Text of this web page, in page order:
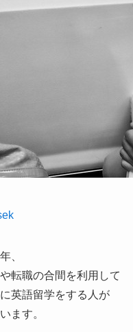
、
転職の合間を利用して
英語留学をする人が
ます。